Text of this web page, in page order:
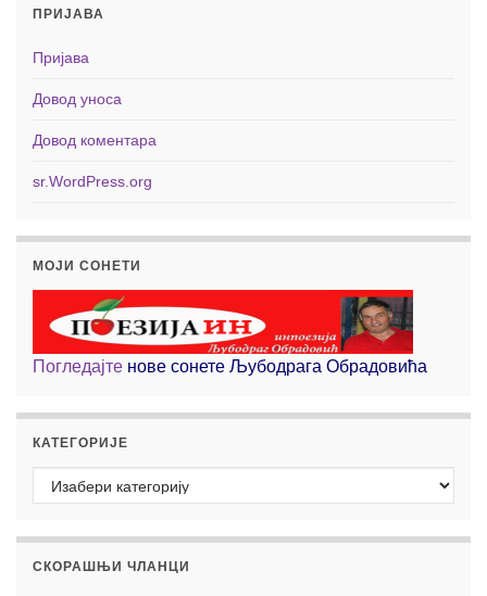
ПРИЈАВА
Пријава
Довод уноса
Довод коментара
sr.WordPress.org
МОЈИ СОНЕТИ
Погледајте нове сонете Љубодрага Обрадовића
КАТЕГОРИЈЕ
Категорије
СКОРАШЊИ ЧЛАНЦИ